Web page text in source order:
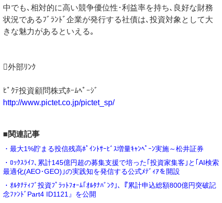
中でも､相対的に高い競争優位性･利益率を持ち､良好な財務
状況であるﾌﾞﾗﾝﾄﾞ企業が発行する社債は､投資対象として大
きな魅力があるといえる｡
外部ﾘﾝｸ
ﾋﾟｸﾃ投資顧問株式ﾎｰﾑﾍﾟｰｼﾞ
http://www.pictet.co.jp/pictet_sp/
■関連記事
・最大1%貯まる投信残高ﾎﾟｲﾝﾄｻｰﾋﾞｽ増量ｷｬﾝﾍﾟｰﾝ実施～松井証券
・ﾛｯｸｽﾗｲﾌ､累計145億円超の募集支援で培った｢投資家集客｣と｢AI検索
最適化(AEO･GEO)｣の実践知を発信する公式ﾒﾃﾞｨｱを開設
・ｵﾙﾀﾅﾃｨﾌﾞ投資ﾌﾟﾗｯﾄﾌｫｰﾑ｢ｵﾙﾀﾅﾊﾞﾝｸ｣､『累計申込総額800億円突破記
念ﾌｧﾝﾄﾞPart4 ID1121』を公開